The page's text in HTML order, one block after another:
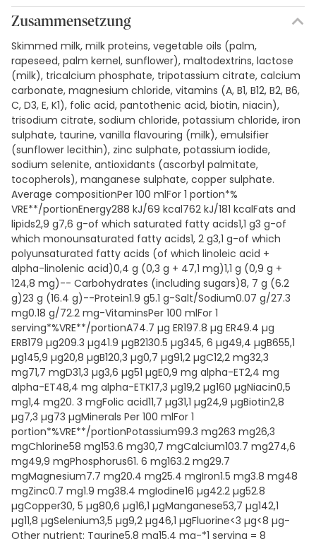
Zusammensetzung
Skimmed milk, milk proteins, vegetable oils (palm,
rapeseed, palm kernel, sunflower), maltodextrins, lactose
(milk), tricalcium phosphate, tripotassium citrate, calcium
carbonate, magnesium chloride, vitamins (A, B1, B12, B2, B6,
C, D3, E, K1), folic acid, pantothenic acid, biotin, niacin),
trisodium citrate, sodium chloride, potassium chloride, iron
sulphate, taurine, vanilla flavouring (milk), emulsifier
(sunflower lecithin), zinc sulphate, potassium iodide,
sodium selenite, antioxidants (ascorbyl palmitate,
tocopherols), manganese sulphate, copper sulphate.
Average compositionPer 100 mlFor 1 portion*%
VRE**/portionEnergy288 kJ/69 kcal762 kJ/181 kcalFats and
lipids2,9 g7,6 g-of which saturated fatty acids1,1 g3 g-of
which monounsaturated fatty acids1, 2 g3,1 g-of which
polyunsaturated fatty acids (of which linoleic acid +
alpha-linolenic acid)0,4 g (0,3 g + 47,1 mg)1,1 g (0,9 g +
124,8 mg)-- Carbohydrates (including sugars)8, 7 g (6.2
g)23 g (16.4 g)--Protein1.9 g5.1 g-Salt/Sodium0.07 g/27.3
mg0.18 g/72.2 mg-VitaminsPer 100 mlFor 1
serving*%VRE**/portionA74.7 µg ER197.8 µg ER49.4 µg
ERB179 µg209.3 µg41.9 µgB2130.5 µg345, 6 µg49,4 µgB655,1
µg145,9 µg20,8 µgB120,3 µg0,7 µg91,2 µgC12,2 mg32,3
mg71,7 mgD31,3 µg3,6 µg51 µgE0,9 mg alpha-ET2,4 mg
alpha-ET48,4 mg alpha-ETK17,3 µg19,2 µg160 µgNiacin0,5
mg1,4 mg20. 3 mgFolic acid11,7 µg31,1 µg24,9 µgBiotin2,8
µg7,3 µg73 µgMinerals Per 100 mlFor 1
portion*%VRE**/portionPotassium99.3 mg263 mg26,3
mgChlorine58 mg153.6 mg30,7 mgCalcium103.7 mg274,6
mg49,9 mgPhosphorus61. 6 mg163.2 mg29.7
mgMagnesium7.7 mg20.4 mg25.4 mgIron1.5 mg3.8 mg48
mgZinc0.7 mg1.9 mg38.4 mgIodine16 µg42.2 µg52.8
µgCopper30, 5 µg80,6 µg16,1 µgManganese53,7 µg142,1
µg11,8 µgSelenium3,5 µg9,2 µg46,1 µgFluorine<3 µg<8 µg-
Other nutrient: Taurine5.8 mg15.4 mg-*1 serving = 8